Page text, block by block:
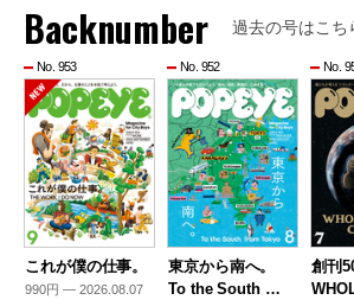
Backnumber 過去の号はこち
No. 953
これが僕の仕事。
990円 — 2026.08.07
No. 952
東京から南へ。
To the South …
No.
創刊